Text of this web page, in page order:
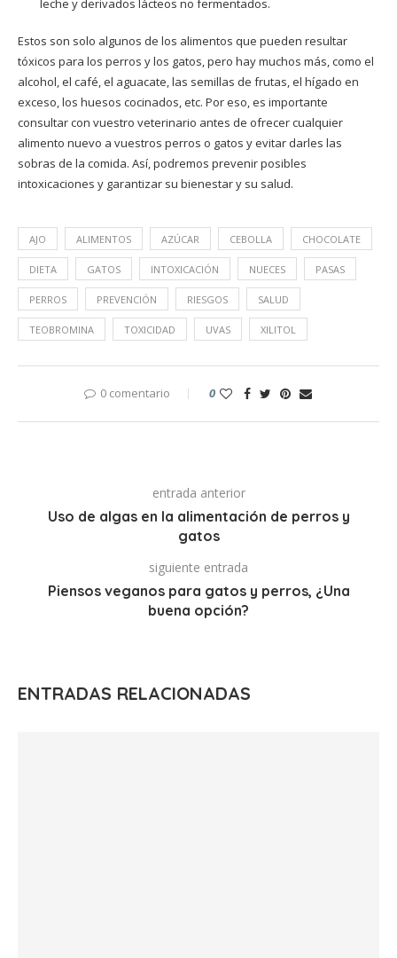
leche y derivados lácteos no fermentados.
Estos son solo algunos de los alimentos que pueden resultar
tóxicos para los perros y los gatos, pero hay muchos más, como el
alcohol, el café, el aguacate, las semillas de frutas, el hígado en
exceso, los huesos cocinados, etc. Por eso, es importante
consultar con vuestro veterinario antes de ofrecer cualquier
alimento nuevo a vuestros perros o gatos y evitar darles las
sobras de la comida. Así, podremos prevenir posibles
intoxicaciones y garantizar su bienestar y su salud.
AJO ALIMENTOS AZÚCAR CEBOLLA CHOCOLATE
DIETA GATOS INTOXICACIÓN NUECES PASAS
PERROS PREVENCIÓN RIESGOS SALUD
TEOBROMINA TOXICIDAD UVAS XILITOL
0 comentario 0
entrada anterior
Uso de algas en la alimentación de perros y
gatos
siguiente entrada
Piensos veganos para gatos y perros, ¿Una
buena opción?
ENTRADAS RELACIONADAS